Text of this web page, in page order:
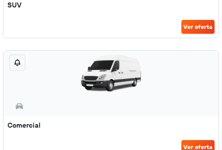
SUV
Ver oferta
Comercial
Ver oferta